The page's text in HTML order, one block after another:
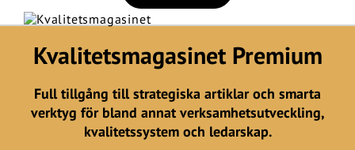
Kvalitetsmagasinet Premium
Full tillgång till strategiska artiklar och smarta
verktyg för bland annat verksamhetsutveckling,
kvalitetssystem och ledarskap.